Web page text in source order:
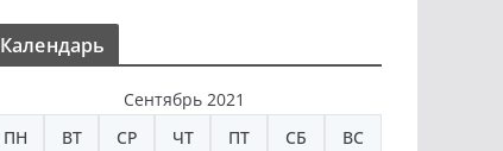
Календарь
Сентябрь 2021
ПН
ВТ СР ЧТ ПТ СБ ВС